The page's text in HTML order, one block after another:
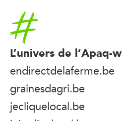
Accueil
L’univers de l’Apaq-w
endirectdelaferme.be
grainesdagri.be
jecliquelocal.be